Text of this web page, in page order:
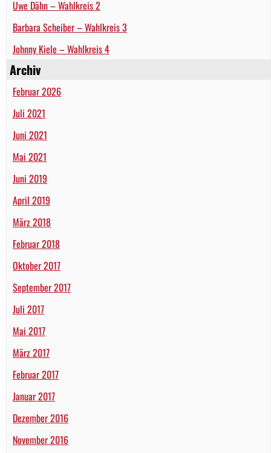
Uwe Dähn – Wahlkreis 2
Barbara Scheiber – Wahlkreis 3
Johnny Kiele – Wahlkreis 4
Archiv
Februar 2026
Juli 2021
Juni 2021
Mai 2021
Juni 2019
April 2019
März 2018
Februar 2018
Oktober 2017
September 2017
Juli 2017
Mai 2017
März 2017
Februar 2017
Januar 2017
Dezember 2016
November 2016